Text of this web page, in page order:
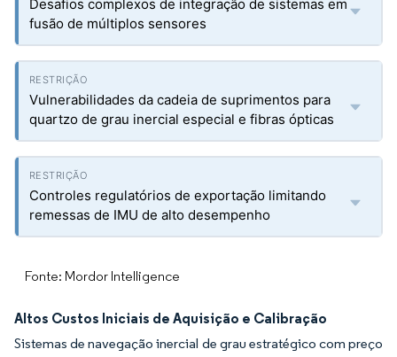
Desafios complexos de integração de sistemas em
fusão de múltiplos sensores
Vulnerabilidades da cadeia de suprimentos para
quartzo de grau inercial especial e fibras ópticas
Controles regulatórios de exportação limitando
remessas de IMU de alto desempenho
Fonte: Mordor Intelligence
Altos Custos Iniciais de Aquisição e Calibração
Sistemas de navegação inercial de grau estratégico com preço